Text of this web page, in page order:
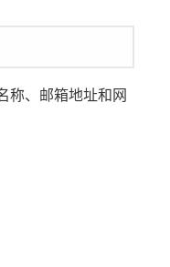
称、邮箱地址和网